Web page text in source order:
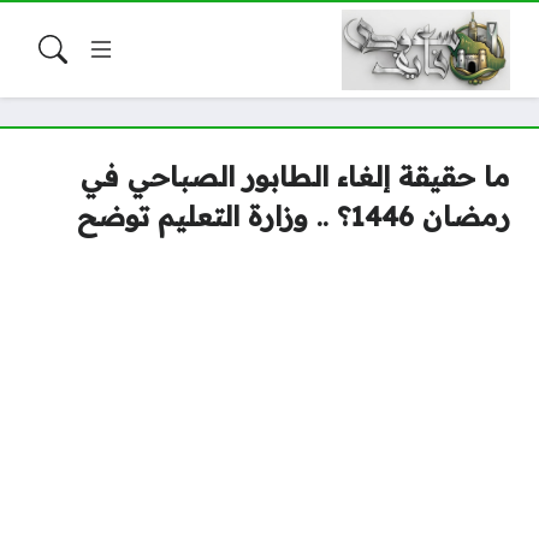
ما حقيقة إلغاء الطابور الصباحي في
رمضان 1446؟ .. وزارة التعليم توضح